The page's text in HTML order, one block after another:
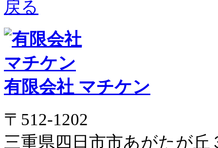
有限会社 マチケン
〒512-1202
三重県四日市市あがたが丘